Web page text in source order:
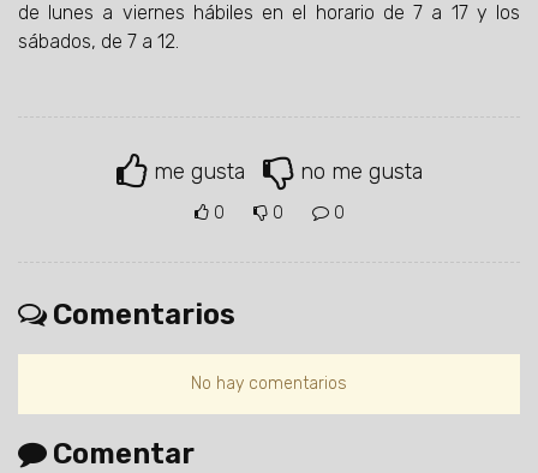
de lunes a viernes hábiles en el horario de 7 a 17 y los
sábados, de 7 a 12.
me gusta no me gusta
0 0 0
Comentarios
No hay comentarios
Comentar